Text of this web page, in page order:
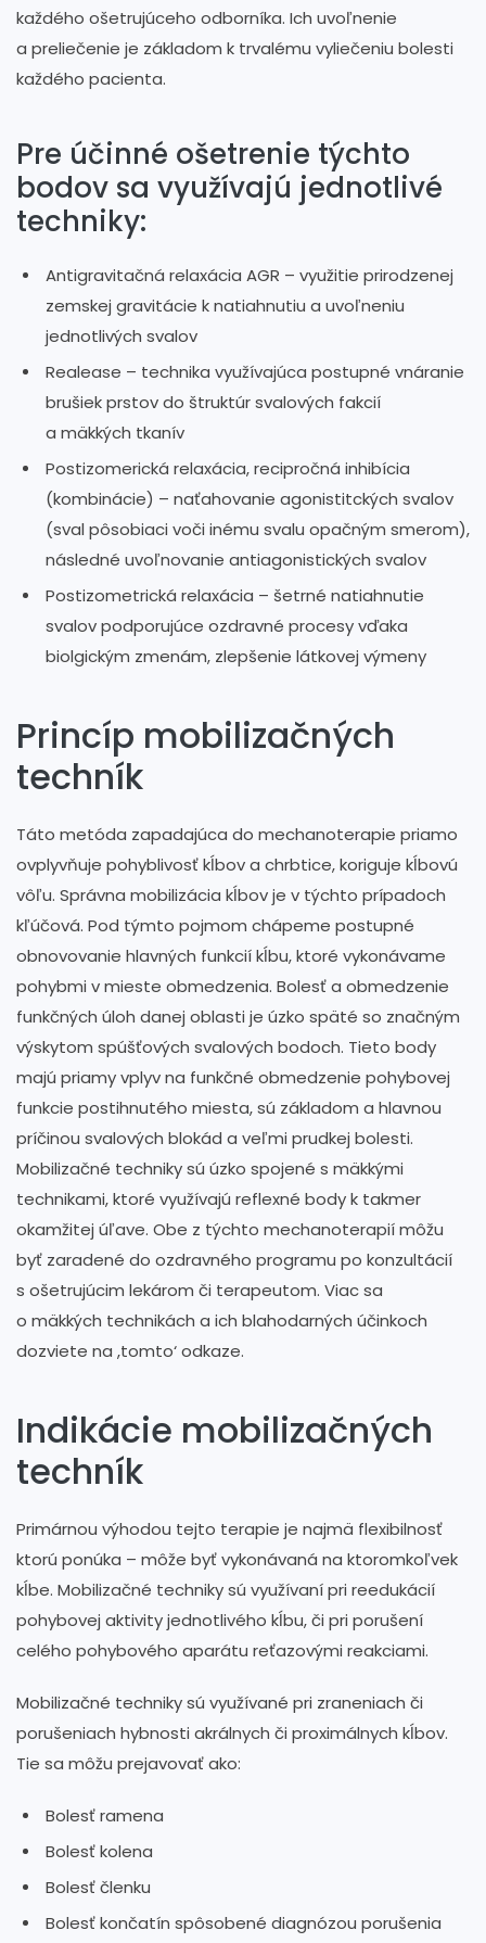
každého ošetrujúceho odborníka. Ich uvoľnenie
a preliečenie je základom k trvalému vyliečeniu bolesti
každého pacienta.
Pre účinné ošetrenie týchto
bodov sa využívajú jednotlivé
techniky:
Antigravitačná relaxácia AGR – využitie prirodzenej
zemskej gravitácie k natiahnutiu a uvoľneniu
jednotlivých svalov
Realease – technika využívajúca postupné vnáranie
brušiek prstov do štruktúr svalových fakcií
a mäkkých tkanív
Postizomerická relaxácia, recipročná inhibícia
(kombinácie) – naťahovanie agonistitckých svalov
(sval pôsobiaci voči inému svalu opačným smerom),
následné uvoľnovanie antiagonistických svalov
Postizometrická relaxácia – šetrné natiahnutie
svalov podporujúce ozdravné procesy vďaka
biolgickým zmenám, zlepšenie látkovej výmeny
Princíp mobilizačných
techník
Táto metóda zapadajúca do mechanoterapie priamo
ovplyvňuje pohyblivosť kĺbov a chrbtice, koriguje kĺbovú
vôľu. Správna mobilizácia kĺbov je v týchto prípadoch
kľúčová. Pod týmto pojmom chápeme postupné
obnovovanie hlavných funkcií kĺbu, ktoré vykonávame
pohybmi v mieste obmedzenia. Bolesť a obmedzenie
funkčných úloh danej oblasti je úzko späté so značným
výskytom spúšťových svalových bodoch. Tieto body
majú priamy vplyv na funkčné obmedzenie pohybovej
funkcie postihnutého miesta, sú základom a hlavnou
príčinou svalových blokád a veľmi prudkej bolesti.
Mobilizačné techniky sú úzko spojené s mäkkými
technikami, ktoré využívajú reflexné body k takmer
okamžitej úľave. Obe z týchto mechanoterapií môžu
byť zaradené do ozdravného programu po konzultácií
s ošetrujúcim lekárom či terapeutom. Viac sa
o mäkkých technikách a ich blahodarných účinkoch
dozviete na ,tomto‘ odkaze.
Indikácie mobilizačných
techník
Primárnou výhodou tejto terapie je najmä flexibilnosť
ktorú ponúka – môže byť vykonávaná na ktoromkoľvek
kĺbe. Mobilizačné techniky sú využívaní pri reedukácií
pohybovej aktivity jednotlivého kĺbu, či pri porušení
celého pohybového aparátu reťazovými reakciami.
Mobilizačné techniky sú využívané pri zraneniach či
porušeniach hybnosti akrálnych či proximálnych kĺbov.
Tie sa môžu prejavovať ako:
Bolesť ramena
Bolesť kolena
Bolesť členku
Bolesť končatín spôsobené diagnózou porušenia